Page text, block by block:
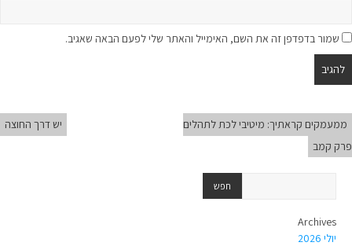
שמור בדפדפן זה את השם, האימייל והאתר שלי לפעם הבאה שאגיב.
ממעמקים קראתיך: מיטיבי לכת לתהלים
פרק קמב
יש דרך החוצה
Archives
יולי 2026